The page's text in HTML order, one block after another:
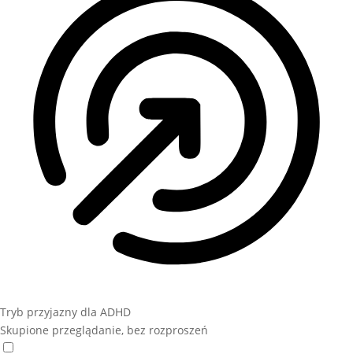
Tryb przyjazny dla ADHD
Skupione przeglądanie, bez rozproszeń